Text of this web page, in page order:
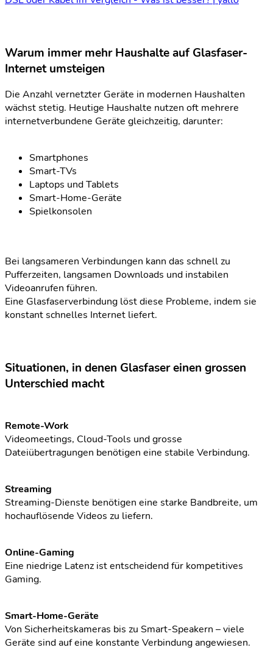
Warum immer mehr Haushalte auf Glasfaser-
Internet umsteigen
Die Anzahl vernetzter Geräte in modernen Haushalten
wächst stetig. Heutige Haushalte nutzen oft mehrere
internetverbundene Geräte gleichzeitig, darunter:
Smartphones
Smart-TVs
Laptops und Tablets
Smart-Home-Geräte
Spielkonsolen
Bei langsameren Verbindungen kann das schnell zu
Pufferzeiten, langsamen Downloads und instabilen
Videoanrufen führen.
Eine Glasfaserverbindung löst diese Probleme, indem sie
konstant schnelles Internet liefert.
Situationen, in denen Glasfaser einen grossen
Unterschied macht
Remote-Work
Videomeetings, Cloud-Tools und grosse
Dateiübertragungen benötigen eine stabile Verbindung.
Streaming
Streaming-Dienste benötigen eine starke Bandbreite, um
hochauflösende Videos zu liefern.
Online-Gaming
Eine niedrige Latenz ist entscheidend für kompetitives
Gaming.
Smart-Home-Geräte
Von Sicherheitskameras bis zu Smart-Speakern – viele
Geräte sind auf eine konstante Verbindung angewiesen.